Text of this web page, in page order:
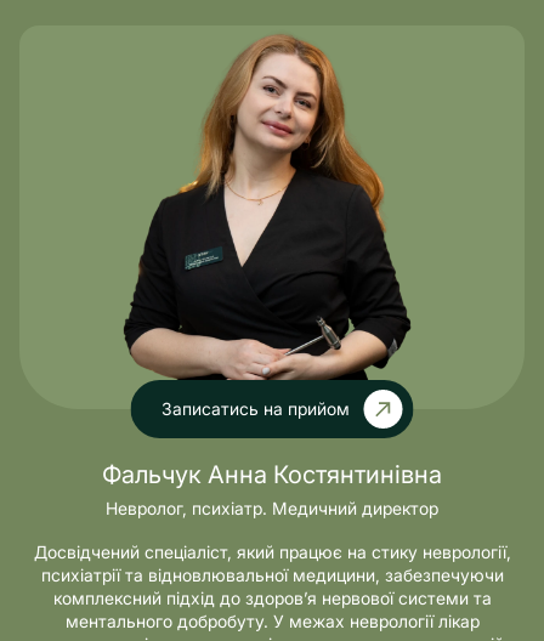
Записатись на прийом
Фальчук Анна Костянтинівна
Невролог, психіатр. Медичний директор
Досвідчений спеціаліст, який працює на стику неврології,
психіатрії та відновлювальної медицини, забезпечуючи
комплексний підхід до здоров’я нервової системи та
ментального добробуту. У межах неврології лікар